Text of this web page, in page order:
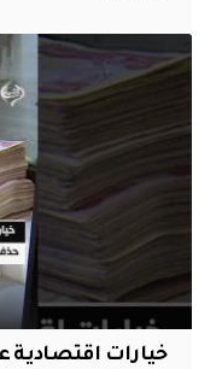
خيارات اقتصادية